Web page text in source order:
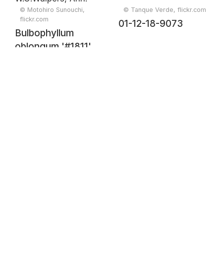
© Motohiro Sunouchi,
flickr.com
Bulbophyllum
oblongum '#1811'
© Tanque Verde, flickr.com
01-12-18-9073